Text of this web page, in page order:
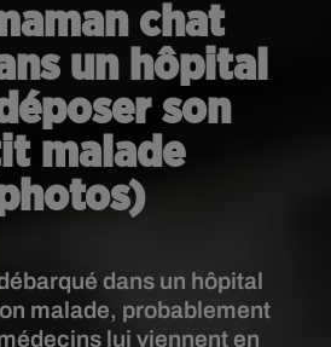
chat
un hôpital
son
malade
dans un hôpital
malade, probablement
lui viennent en